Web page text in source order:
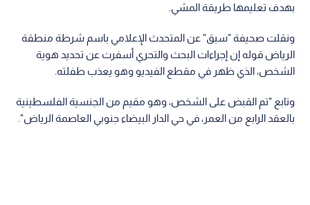
بهدف تعليمها طريقة المشي.
ونقلت صحيفة "سبق" عن المتحدث الإعلامي باسم شرطة منطقة
الرياض قوله إن إجراءات البحث والتحري أسفرت عن تحديد هوية
الشخص، الذي ظهر في مقطع الفيديو وهو يعذب طفلته.
وتابع "تم القبض على الشخص، وهو مقيم من الجنسية الفلسطينية
بالعقد الرابع من العمر، في حي الدار البيضاء جنوبي العاصمة الرياض".